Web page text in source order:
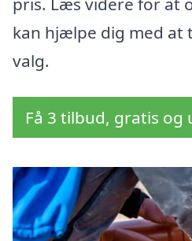
kan hjælpe dig med
valg.
Få 3 tilbud, gratis